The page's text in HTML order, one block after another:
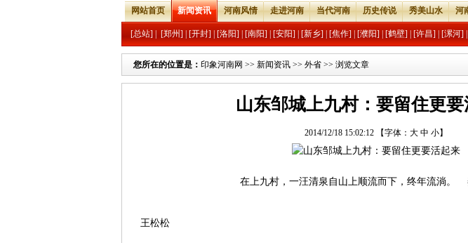
网站首页 新闻资讯 河南风情 走进河南 当代河南 历史传说 秀美山水 河
[总站] [郑州] [开封] [洛阳] [南阳] [安阳] [新乡] [焦作] [濮阳] [鹤壁] [许昌] [漯河]
您所在的位置是： 印象河南网 >> 新闻资讯 >> 外省 >> 浏览文章
山东邹城上九村：要留住更
2014/12/18 15:02:12 【字体： 大 中 小】
在上九村，一汪清泉自山上顺流而下，终年流淌
王松松